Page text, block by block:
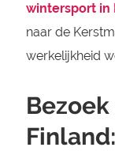
wintersport in
naar de
werkelijkheid